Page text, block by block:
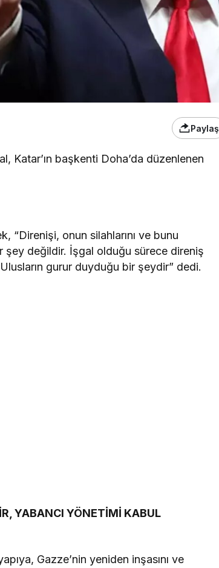
Paylaş
Katar’ın başkenti Doha’da düzenlenen
“Direnişi, onun silahlarını ve bunu
değildir. İşgal olduğu sürece direniş
gurur duyduğu bir şeydir” dedi.
YABANCI YÖNETİMİ KABUL
Gazze’nin yeniden inşasını ve